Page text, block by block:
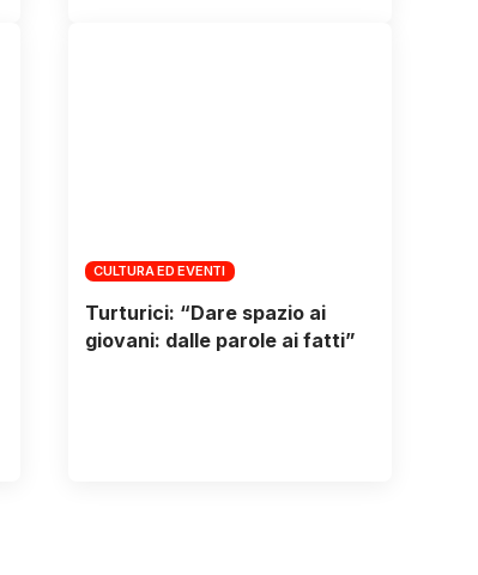
CULTURA ED EVENTI
Turturici: “Dare spazio ai
giovani: dalle parole ai fatti”